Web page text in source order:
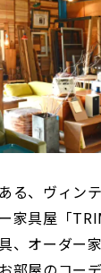
る、ヴィン
家具屋「
、オーダー